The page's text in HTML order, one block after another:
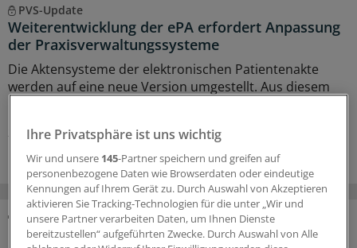
PVS-Update
Weiterentwicklung der ePA erfordert Anpassung
der Praxisverwaltungssysteme
Die Aktensysteme der elektronischen Patientenakte
werden auf eine neue Version umgestellt. Aus diesem
25.06.2026
DAS KÖNNTE SIE AUCH INTERESSIEREN
Ihre Privatsphäre ist uns wichtig
Wir und unsere 145-Partner speichern und greifen auf
personenbezogene Daten wie Browserdaten oder eindeutige
Kennungen auf Ihrem Gerät zu. Durch Auswahl von Akzeptieren
aktivieren Sie Tracking-Technologien für die unter „Wir und
unsere Partner verarbeiten Daten, um Ihnen Dienste
bereitzustellen“ aufgeführten Zwecke. Durch Auswahl von Alle